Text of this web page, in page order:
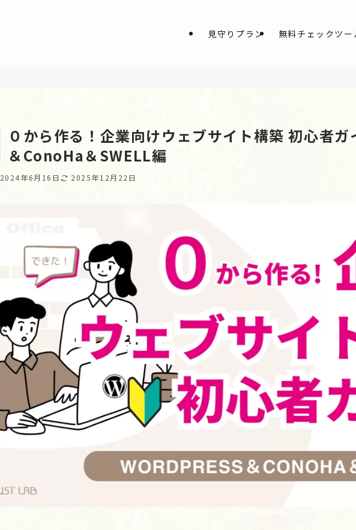
見守りプラン 無料チェックツー
０から作る！企業向けウェブサイト構築 初心者
＆ConoHa＆SWELL編
2024年6月16日 2025年12月22日